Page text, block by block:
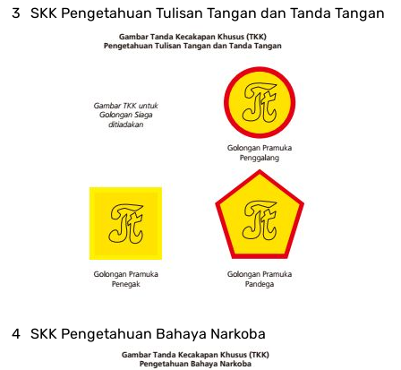
SKK Pengetahuan Tulisan Tangan dan Tanda Tangan
SKK Pengetahuan Bahaya Narkoba